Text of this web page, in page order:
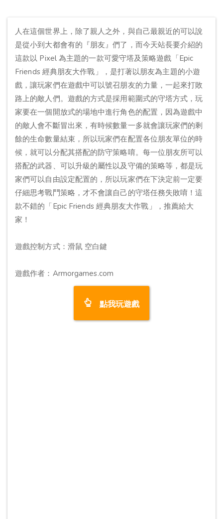
人在這個世界上，除了親人之外，與自己最親近的可以說
是從小到大都會有的『朋友』們了，而今天站長要介紹的
這款以 Pixel 為主題的一款可愛守塔及策略遊戲「Epic
Friends 經典朋友大作戰」，是打著以朋友為主題的小遊
戲，讓玩家們在遊戲中可以號召朋友的力量，一起來打敗
路上的敵人們。遊戲的方式是採用範圍式的守塔方式，玩
家要在一個開放式的場地中進行角色的配置，因為遊戲中
的敵人會不斷冒出來，有時候數量一多就會讓玩家們的剩
餘的生命數量結束，所以玩家們在配置各位朋友單位的時
候，就可以分配其搭配的防守策略唷。每一位朋友所可以
搭配的武器、可以升級的屬性以及守備的策略等，都是玩
家們可以自由設定配置的，所以玩家們在下決定前一定要
仔細思考戰鬥策略，才不會讓自己的守塔任務失敗唷！這
款不錯的「Epic Friends 經典朋友大作戰」，推薦給大
家！
遊戲控制方式：滑鼠 空白鍵
遊戲作者：Armorgames.com
點我玩遊戲